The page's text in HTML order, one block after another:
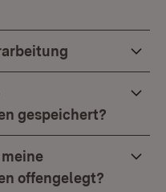
gespeichert?
offengelegt?